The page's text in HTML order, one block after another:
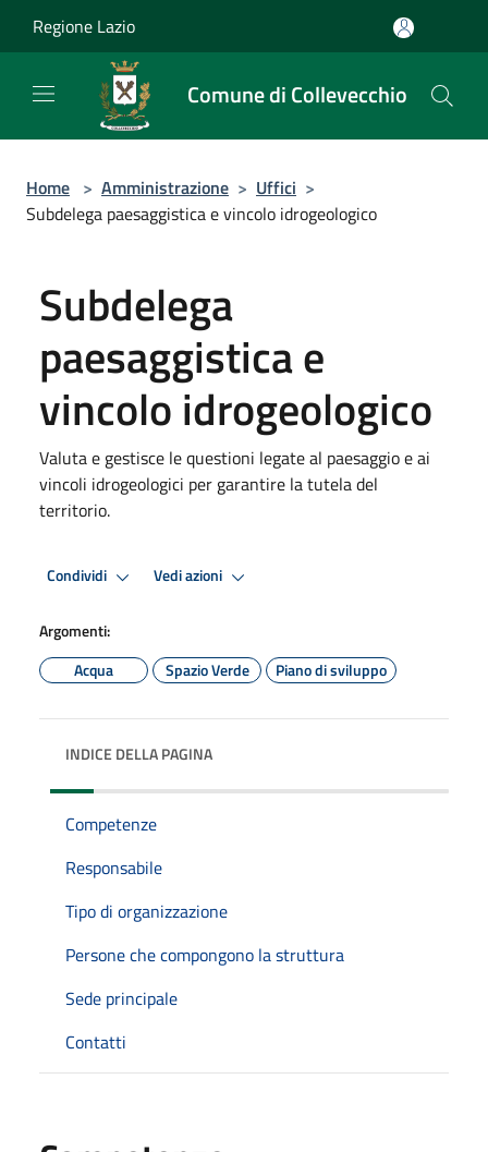
Regione Lazio
Comune di Collevecchio
Home > Amministrazione > Uffici >
Subdelega paesaggistica e vincolo idrogeologico
Subdelega
paesaggistica e
vincolo idrogeologico
Valuta e gestisce le questioni legate al paesaggio e ai
vincoli idrogeologici per garantire la tutela del
territorio.
Condividi Vedi azioni
Argomenti:
Acqua
Spazio Verde Piano di sviluppo
INDICE DELLA PAGINA
Competenze
Responsabile
Tipo di organizzazione
Persone che compongono la struttura
Sede principale
Contatti